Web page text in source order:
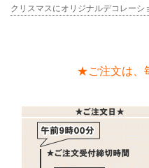
クリスマスにオリジナルデコレー
★ご注文は、